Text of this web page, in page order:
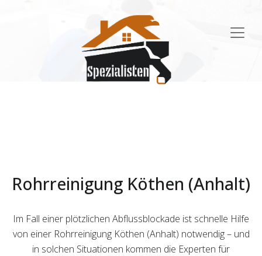
Rohrreinigung Köthen (Anhalt)
Im Fall einer plötzlichen Abflussblockade ist schnelle Hilfe
von einer Rohrreinigung Köthen (Anhalt) notwendig – und
in solchen Situationen kommen die Experten für